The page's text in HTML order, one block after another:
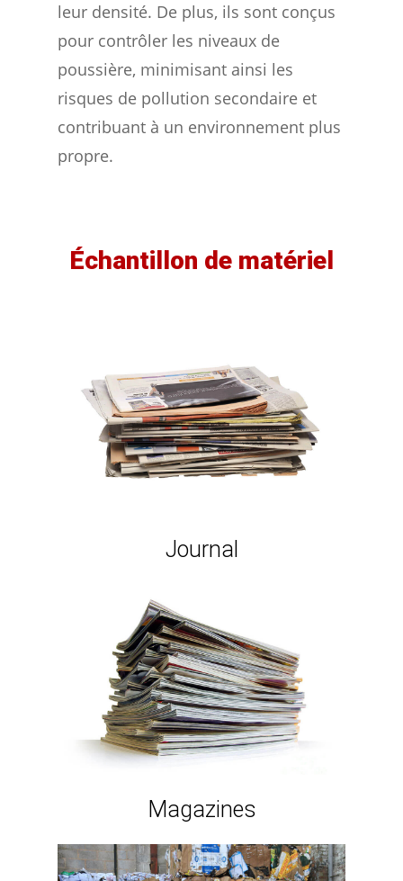
leur densité. De plus, ils sont conçus
pour contrôler les niveaux de
poussière, minimisant ainsi les
risques de pollution secondaire et
contribuant à un environnement plus
propre.
Échantillon de matériel
Journal
Magazines